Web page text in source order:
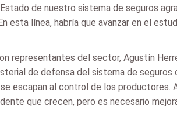
de nuestro sistema de seguros
esta línea, habría que avanzar en el
representantes del sector, Agustín
de defensa del sistema de
escapan al control de los productores.
que crecen, pero es necesario